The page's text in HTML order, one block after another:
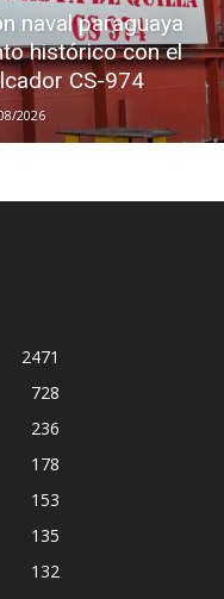
naval paraguaya
histórico con el
CS-974
2026
2471
728
236
178
153
135
132